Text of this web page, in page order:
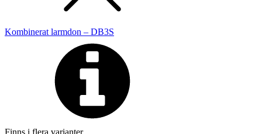
Kombinerat larmdon – DB3S
Finns i flera varianter